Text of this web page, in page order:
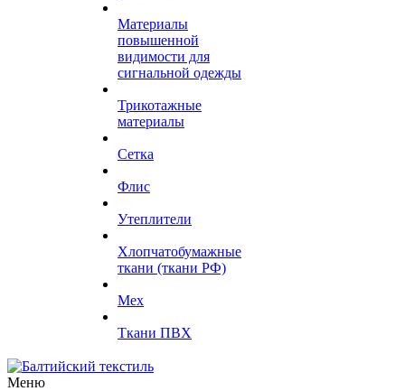
Материалы
повышенной
видимости для
сигнальной одежды
Трикотажные
материалы
Сетка
Флис
Утеплители
Хлопчатобумажные
ткани (ткани РФ)
Мех
Ткани ПВХ
Меню